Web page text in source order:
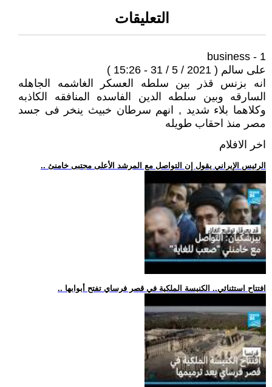
التعليقات
1 - business
على سالم ( 2021 / 5 / 31 - 15:26 )
انه بزنس قذر بين سلطه العسكر الغاشمه الجاهله
السارقه وبين سلطه الدين الفاسده المنافقه الكاذبه
وكلاهما بلاء شديد , انهم سرطان خبيث ينخر فى جسد
مصر منذ احقاب طويله
اخر الافلام
.. الرئيس الإيراني يقول إن التواصل مع المرشد الأعلى مجتبى خامنئ
.. افتتاح استثنائي.. الكنيسة الملكية في قصر فرساي تفتح أبوابها